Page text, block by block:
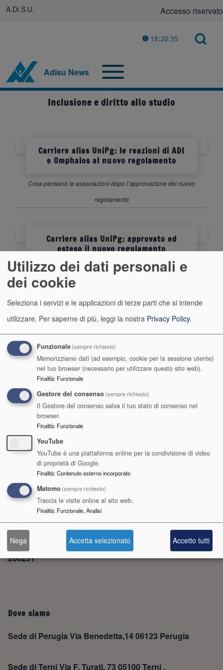
Rimando adisu
A.Di.S.U.
(opens in new tab) Menu profilo
Accesso riservato
Open
Open Search
18:20:35
Navigazione principale
Adisu News Toggle main menu
Inclusione e diritto allo studio
Image not available
Carriere alias UniPg: le reazioni di ADI
e Omphalos al nuovo regolamento
Cosa pensano le associazioni dopo l’approvazione del nuovo
regolamento
Image not available
Carriere alias UniPg: approvato ed
esteso il nuovo regolamento
Verso l'inclusività accademica totale; intervista a Emidio Albertini e
A.Di.S.U.
Agenzia per il Diritto allo Studio Universitario
dell'Umbria
Codice Fiscale e Partita IVA 00453460545
Posta certificata
Contatti
Perugia Telefono: 075 4693000 Fax: 075 5847107
Terni Telefono: 0744 206223 0744 206231 Fax: 0744
206231
Dove siamo
Sede di Perugia Via Benedetta,14 06123 Perugia
Sede di Terni Via F. Turati, 73 05100 Terni .
Utilizzo dei dati personali e
dei cookie
Seleziona i servizi e le applicazioni di terze parti che si intende
utilizzare. Per saperne di più, leggi la nostra Privacy Policy.
Funzionale(sempre richiesto)
Memorizziamo dati (ad esempio, cookie per la sessione utente)
nel tuo browser (necessario per utilizzare questo sito web).
Finalità: Funzionale
Gestore del consenso(sempre richiesto)
Il Gestore del consenso salva il tuo stato di consenso nel
browser.
Finalità: Funzionale
YouTube
YouTube è una piattaforma online per la condivisione di video
di proprietà di Google.
Finalità:Contenuto esterno incorporato
Matomo(sempre richiesto)
Traccia le visite online al sito web.
Finalità: Funzionale, Analisi
Nega Accetta selezionato Accetto tutti